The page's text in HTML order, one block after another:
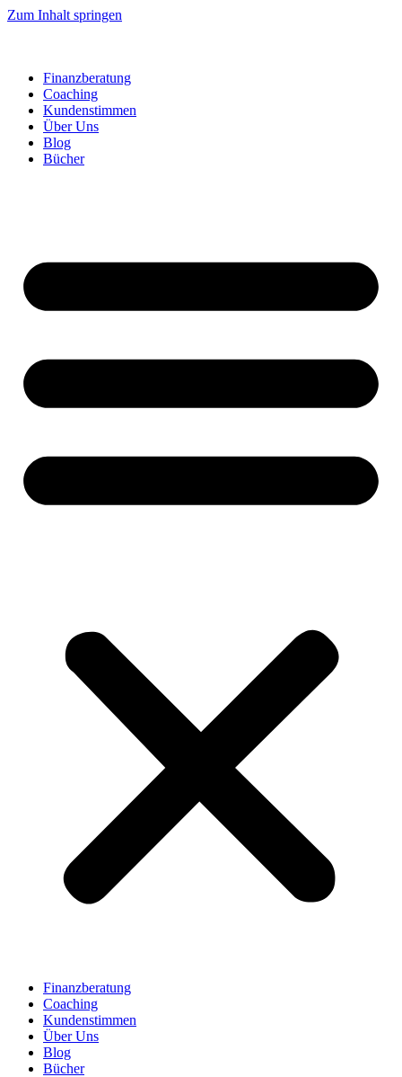
Zum Inhalt springen
Finanzberatung
Coaching
Kundenstimmen
Über Uns
Blog
Bücher
Finanzberatung
Coaching
Kundenstimmen
Über Uns
Blog
Bücher